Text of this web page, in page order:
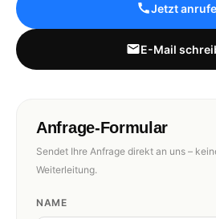
Jetzt
E-Mail
Anfrage-Formular
Sendet Ihre Anfrage direkt an uns –
Weiterleitung.
NAME